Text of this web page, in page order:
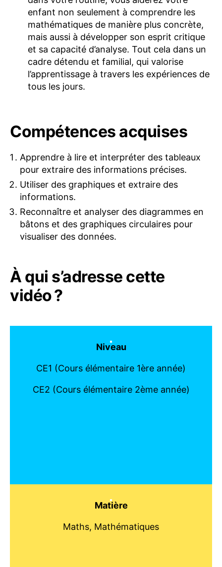
enfant non seulement à comprendre les
mathématiques de manière plus concrète,
mais aussi à développer son esprit critique
et sa capacité d’analyse. Tout cela dans un
cadre détendu et familial, qui valorise
l’apprentissage à travers les expériences de
tous les jours.
Compétences acquises
Apprendre à lire et interpréter des tableaux
pour extraire des informations précises.
Utiliser des graphiques et extraire des
informations.
Reconnaître et analyser des diagrammes en
bâtons et des graphiques circulaires pour
visualiser des données.
À qui s’adresse cette
vidéo ?
Niveau
CE1 (Cours élémentaire 1ère année)
CE2 (Cours élémentaire 2ème année)
Matière
Maths, Mathématiques